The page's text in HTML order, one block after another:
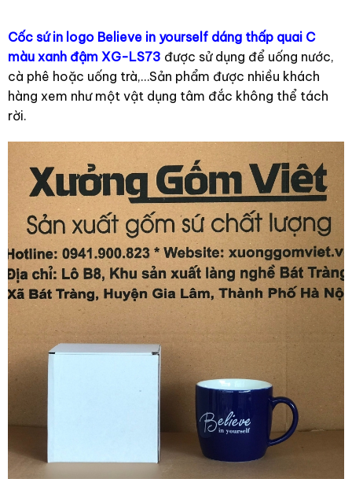
Cốc sứ in logo Believe in yourself dáng thấp quai C
màu xanh đậm XG-LS73 được sử dụng để uống nước,
cà phê hoặc uống trà,…Sản phẩm được nhiều khách
hàng xem như một vật dụng tâm đắc không thể tách
rời.